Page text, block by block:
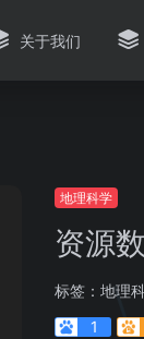
关于我们
地理科学
资源
标签： 地理
1